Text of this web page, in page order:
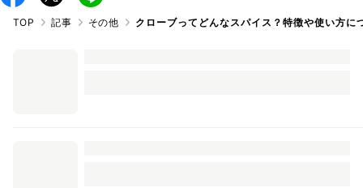
TOP 記事 その他 クローブってどんなスパイス？特徴や使い方に